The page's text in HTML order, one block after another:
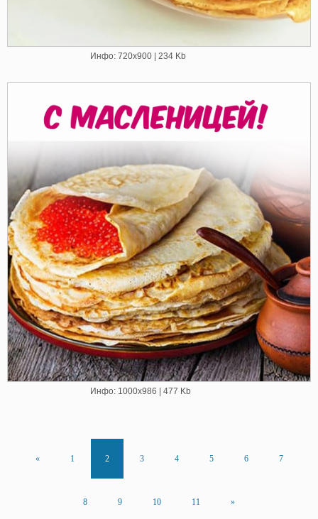
Инфо: 720х900 | 234 Kb
Инфо: 1000х986 | 477 Kb
« 1 2 3 4 5 6 7
8 9 10 11 »